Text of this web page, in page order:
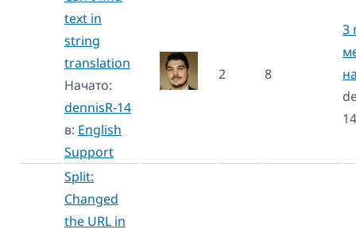
text in
string
translation
Начато:
dennisR-14
в: English
Support
2 8
3
14
Split:
Changed
the URL in